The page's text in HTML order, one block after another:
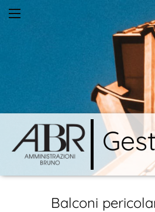
Balconi